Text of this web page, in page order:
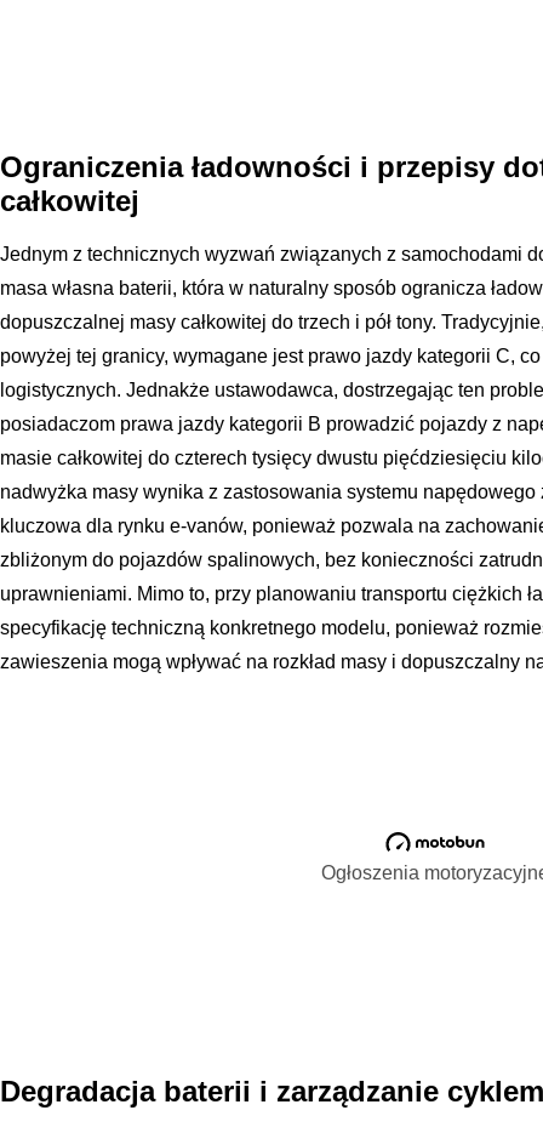
Ograniczenia ładowności i przepisy
całkowitej
Jednym z technicznych wyzwań związanych z samochodami
masa własna baterii, która w naturalny sposób ogranicza
dopuszczalnej masy całkowitej do trzech i pół tony.
powyżej tej granicy, wymagane jest prawo jazdy kategorii C,
logistycznych. Jednakże ustawodawca, dostrzegając ten
posiadaczom prawa jazdy kategorii B prowadzić pojazdy z
masie całkowitej do czterech tysięcy dwustu pięćdziesięciu
nadwyżka masy wynika z zastosowania systemu
kluczowa dla rynku e-vanów, ponieważ pozwala na
zbliżonym do pojazdów spalinowych, bez konieczności
uprawnieniami. Mimo to, przy planowaniu transportu ciężkich
specyfikację techniczną konkretnego modelu, ponieważ
zawieszenia mogą wpływać na rozkład masy i dopuszczalny
Ogłoszenia
Degradacja baterii i zarządzanie